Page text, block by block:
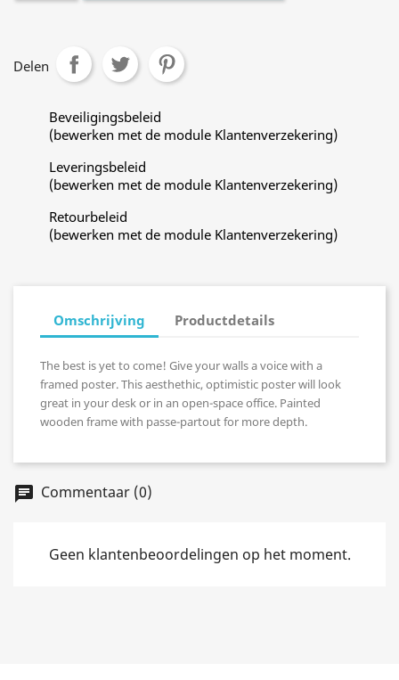
Delen
Beveiligingsbeleid
(bewerken met de module Klantenverzekering)
Leveringsbeleid
(bewerken met de module Klantenverzekering)
Retourbeleid
(bewerken met de module Klantenverzekering)
Omschrijving Productdetails
The best is yet to come! Give your walls a voice with a
framed poster. This aesthethic, optimistic poster will look
great in your desk or in an open-space office. Painted
wooden frame with passe-partout for more depth.
chat Commentaar (0)
Geen klantenbeoordelingen op het moment.